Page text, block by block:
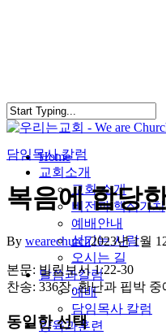
search
Menu Home
교회소개
교회 소개
비전과 핵심가치
예배안내
섬기는 사람
오시는 길
말씀과칼럼
예배
담임목사 칼럼
양육과훈련
담임목사 칼럼
복음에 합당
By wearechurch2023년 1월
본문: 빌립보서 1:22-30
찬송: 336장. 환난과 핍박 중
동일한 선택